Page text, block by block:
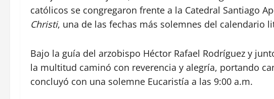
católicos se congregaron frente a la Catedral Santiago
Christi, una de las fechas más solemnes del calendario
Bajo la guía del arzobispo Héctor Rafael Rodríguez y
la multitud caminó con reverencia y alegría, portando
concluyó con una solemne Eucaristía a las 9:00 a.m.